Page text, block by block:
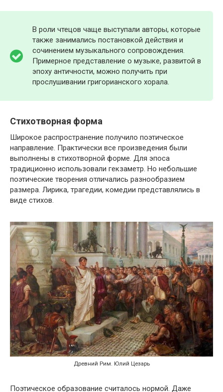
В роли чтецов чаще выступали авторы, которые
также занимались постановкой действия и
сочинением музыкального сопровождения.
Примерное представление о музыке, развитой в
эпоху античности, можно получить при
прослушивании григорианского хорала.
Стихотворная форма
Широкое распространение получило поэтическое
направление. Практически все произведения были
выполнены в стихотворной форме. Для эпоса
традиционно использовали гекзаметр. Но небольшие
поэтические творения отличались разнообразием
размера. Лирика, трагедии, комедии представлялись в
виде стихов.
Древний Рим. Юлий Цезарь
Поэтическое образование считалось нормой. Даже